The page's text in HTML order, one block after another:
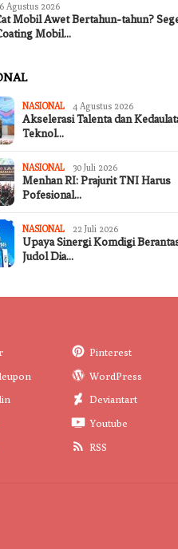
Garut Kaji
6 Agustus 2026
Mobil Awet Bertahun-tahun?
Mobil…
NASIONAL 4 Agustus 2026
Akselerasi Talenta dan
Teknol…
NASIONAL 30 Juli 2026
Menhan RI: Prajurit TNI Harus
Pofesional…
NASIONAL 22 Juli 2026
Upaya Sinergi Komdigi
Judol Dia…
Pinterest
WordPress
Deviantart
Youtube
RSS